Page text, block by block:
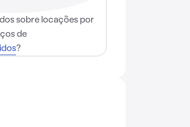
sobre locações por
de
?